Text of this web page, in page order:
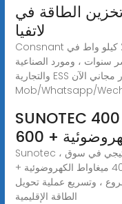
الطاقة في
لاتفيا
Consnant هي شركة تصنيع خزانة تخزين الطاقة 215 كيلو واط في
سنوات ، ومورد الصناعية
والتجارية ESS للصين. احصل على عرض أسعار مجاني الآن!
SUNOTEC شراء لاتفيا 400mW
Sunotec ، شركة الطاقة الأوروبية ، والتخطيط الاستراتيجي في سوق
الشمال الأوروبي ، بنجاح شراء لاتفيا 400 ميغاواط الكهروضوئية +
، وتسريع عملية تحويل
الطاقة الإقليمية